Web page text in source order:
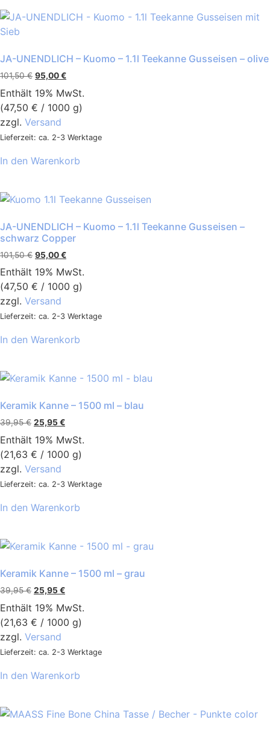
JA-UNENDLICH – Kuomo – 1.1l Teekanne Gusseisen – olive
101,50€ 95,00€
Enthält 19% MwSt.
(47,50 € / 1000 g)
zzgl. Versand
Lieferzeit: ca. 2-3 Werktage
In den Warenkorb
JA-UNENDLICH – Kuomo – 1.1l Teekanne Gusseisen –
schwarz Copper
101,50€ 95,00€
Enthält 19% MwSt.
(47,50 € / 1000 g)
zzgl. Versand
Lieferzeit: ca. 2-3 Werktage
In den Warenkorb
Keramik Kanne – 1500 ml – blau
39,95€ 25,95€
Enthält 19% MwSt.
(21,63 € / 1000 g)
zzgl. Versand
Lieferzeit: ca. 2-3 Werktage
In den Warenkorb
Keramik Kanne – 1500 ml – grau
39,95€ 25,95€
Enthält 19% MwSt.
(21,63 € / 1000 g)
zzgl. Versand
Lieferzeit: ca. 2-3 Werktage
In den Warenkorb